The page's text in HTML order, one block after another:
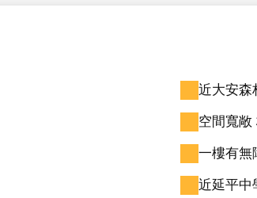
近大安森
空間寬敞
一樓有無
近延平中